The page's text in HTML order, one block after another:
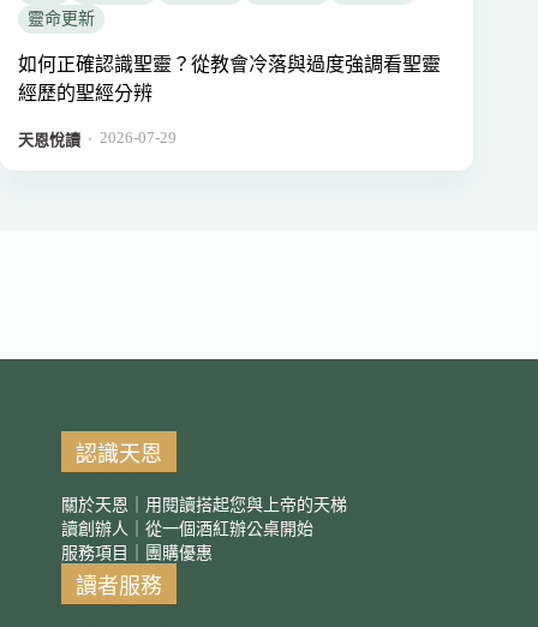
靈命更新
如何正確認識聖靈？從教會冷落與過度強調看聖靈
經歷的聖經分辨
天恩悅讀 ． 2026-07-29
認識天恩
關於天恩｜用閱讀搭起您與上帝的天梯
讀創辦人｜從一個酒紅辦公桌開始
服務項目｜團購優惠
讀者服務